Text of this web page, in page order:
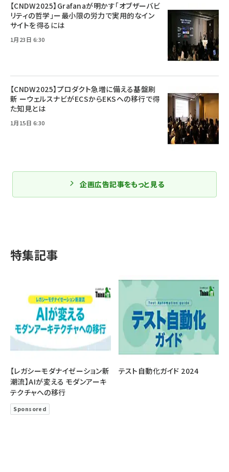
【CNDW2025】Grafanaが明かす「オブザーバビ
リティの哲学」ー最小限の労力で実用的なイン
サイトを得るには
1月23日 6:30
【CNDW2025】プロダクト急増に備える基盤刷
新 ーウェルスナビがECSからEKSへの移行で得
た知見とは
1月15日 6:30
企画広告記事をもっと見る
特集記事
【レガシーモダナイゼーション新
潮流】AIが変える モダンアーキ
テクチャへの移行
Sponsored
テスト自動化ガイド 2024